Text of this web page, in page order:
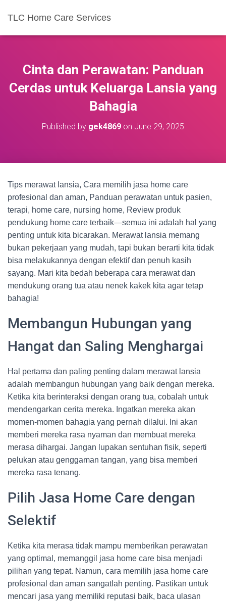
TLC Home Care Services
Cinta dan Perawatan: Panduan
Cerdas untuk Keluarga Lansia yang
Bahagia
Published by gek4869 on June 29, 2025
Tips merawat lansia, Cara memilih jasa home care
profesional dan aman, Panduan perawatan untuk pasien,
terapi, home care, nursing home, Review produk
pendukung home care terbaik—semua ini adalah hal yang
penting untuk kita bicarakan. Merawat lansia memang
bukan pekerjaan yang mudah, tapi bukan berarti kita tidak
bisa melakukannya dengan efektif dan penuh kasih
sayang. Mari kita bedah beberapa cara merawat dan
mendukung orang tua atau nenek kakek kita agar tetap
bahagia!
Membangun Hubungan yang
Hangat dan Saling Menghargai
Hal pertama dan paling penting dalam merawat lansia
adalah membangun hubungan yang baik dengan mereka.
Ketika kita berinteraksi dengan orang tua, cobalah untuk
mendengarkan cerita mereka. Ingatkan mereka akan
momen-momen bahagia yang pernah dilalui. Ini akan
memberi mereka rasa nyaman dan membuat mereka
merasa dihargai. Jangan lupakan sentuhan fisik, seperti
pelukan atau genggaman tangan, yang bisa memberi
mereka rasa tenang.
Pilih Jasa Home Care dengan
Selektif
Ketika kita merasa tidak mampu memberikan perawatan
yang optimal, memanggil jasa home care bisa menjadi
pilihan yang tepat. Namun, cara memilih jasa home care
profesional dan aman sangatlah penting. Pastikan untuk
mencari jasa yang memiliki reputasi baik, baca ulasan